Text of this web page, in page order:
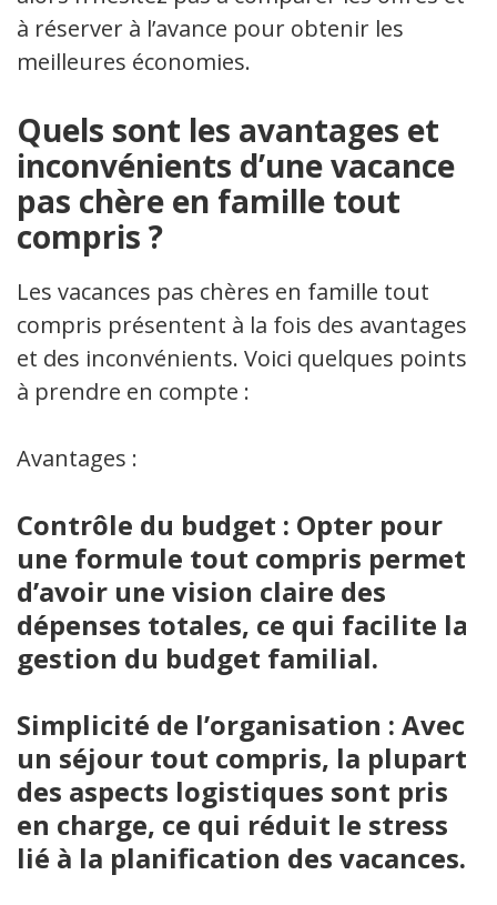
à réserver à l’avance pour obtenir les
meilleures économies.
Quels sont les avantages et
inconvénients d’une vacance
pas chère en famille tout
compris ?
Les vacances pas chères en famille tout
compris présentent à la fois des avantages
et des inconvénients. Voici quelques points
à prendre en compte :
Avantages :
Contrôle du budget : Opter pour
une formule tout compris permet
d’avoir une vision claire des
dépenses totales, ce qui facilite la
gestion du budget familial.
Simplicité de l’organisation : Avec
un séjour tout compris, la plupart
des aspects logistiques sont pris
en charge, ce qui réduit le stress
lié à la planification des vacances.